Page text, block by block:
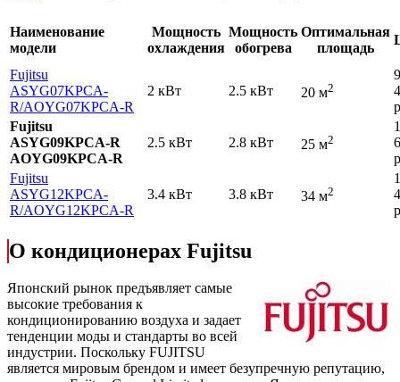
Наименование
модели
Мощность
охлаждения
Мощность
обогрева
Оптимальная
площадь
Fujitsu
ASYG07KPCA-
R/AOYG07KPCA-R
2 кВт 2.5 кВт 20 м2
Fujitsu
ASYG09KPCA-R
AOYG09KPCA-R
2.5 кВт 2.8 кВт 25 м2
Fujitsu
ASYG12KPCA-
R/AOYG12KPCA-R
3.4 кВт 3.8 кВт 34 м2
О кондиционерах Fujitsu
Японский рынок предъявляет самые
высокие требования к
кондиционированию воздуха и задает
тенденции моды и стандарты во всей
индустрии. Поскольку FUJITSU
является мировым брендом и имеет безупречную репутацию,